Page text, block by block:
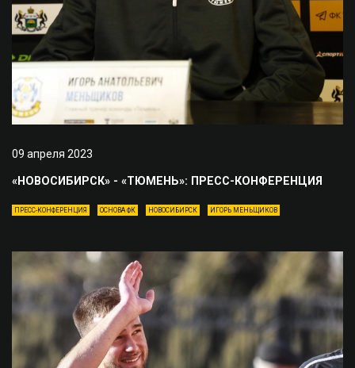
09 апреля 2023
«НОВОСИБИРСК» - «ТЮМЕНЬ»: ПРЕСС-КОНФЕРЕНЦИЯ
ПРЕСС-КОНФЕРЕНЦИЯ ОСНОВА ФК НОВОСИБИРСК ИГОРЬ МЕНЬЩИКОВ